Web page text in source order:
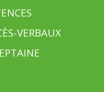
VERBAUX